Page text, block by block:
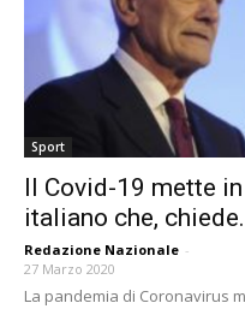
Sport
Il Covid-19 mette
italiano che,
Redazione Nazionale -
27 Marzo 2020
La pandemia di Coronavirus